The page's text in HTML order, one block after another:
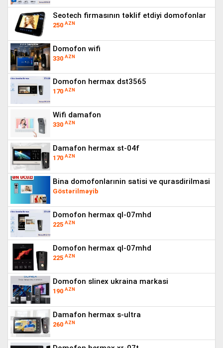
seotech firmasının təklif etdiyi domofonlar
250 AZN
domofon wifi
330 AZN
domofon hermax dst3565
170 AZN
wifi damafon
330 AZN
damafon hermax st-04f
170 AZN
bina domofonlarınin satisi ve qurasdirilmasi
Göstərilməyib
domofon hermax ql-07mhd
225 AZN
domofon hermax ql-07mhd
225 AZN
domofon slinex ukraina markasi
190 AZN
damafon hermax s-ultra
260 AZN